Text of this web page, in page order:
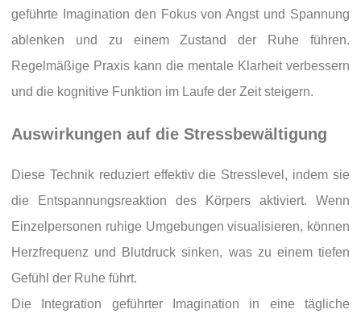
geführte Imagination den Fokus von Angst und Spannung
ablenken und zu einem Zustand der Ruhe führen.
Regelmäßige Praxis kann die mentale Klarheit verbessern
und die kognitive Funktion im Laufe der Zeit steigern.
Auswirkungen auf die Stressbewältigung
Diese Technik reduziert effektiv die Stresslevel, indem sie
die Entspannungsreaktion des Körpers aktiviert. Wenn
Einzelpersonen ruhige Umgebungen visualisieren, können
Herzfrequenz und Blutdruck sinken, was zu einem tiefen
Gefühl der Ruhe führt.
Die Integration geführter Imagination in eine tägliche